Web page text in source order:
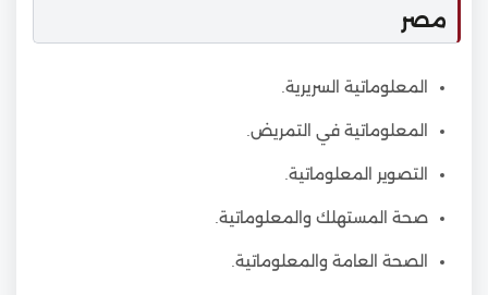
مصر
المعلوماتية السريرية.
المعلوماتية في التمريض.
التصوير المعلوماتية.
صحة المستهلك والمعلوماتية.
الصحة العامة والمعلوماتية.